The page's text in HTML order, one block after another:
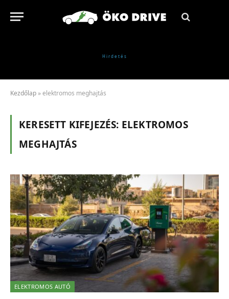
Kezdőlap »elektromos meghajtás
KERESETT KIFEJEZÉS: ELEKTROMOS
MEGHAJTÁS
ELEKTROMOS AUTÓ